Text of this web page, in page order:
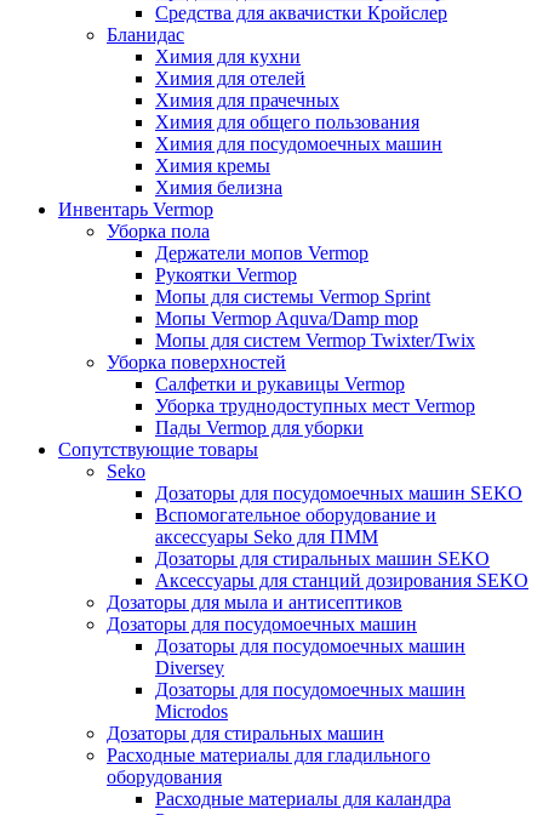
Средства для аквачистки Кройслер
Бланидас
Химия для кухни
Химия для отелей
Химия для прачечных
Химия для общего пользования
Химия для посудомоечных машин
Химия кремы
Химия белизна
Инвентарь Vermop
Уборка пола
Держатели мопов Vermop
Рукоятки Vermop
Мопы для системы Vermop Sprint
Мопы Vermop Aquva/Damp mop
Мопы для систем Vermop Twixter/Twix
Уборка поверхностей
Салфетки и рукавицы Vermop
Уборка труднодоступных мест Vermop
Пады Vermop для уборки
Сопутствующие товары
Seko
Дозаторы для посудомоечных машин SEKO
Вспомогательное оборудование и
аксессуары Seko для ПММ
Дозаторы для стиральных машин SEKO
Аксессуары для станций дозирования SEKO
Дозаторы для мыла и антисептиков
Дозаторы для посудомоечных машин
Дозаторы для посудомоечных машин
Diversey
Дозаторы для посудомоечных машин
Microdos
Дозаторы для стиральных машин
Расходные материалы для гладильного
оборудования
Расходные материалы для каландра